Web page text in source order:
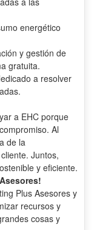
energético
y gestión de
gratuita.
a resolver
a EHC porque
Al
de la
Juntos,
y eficiente.
Plus Asesores y
recursos y
cosas y